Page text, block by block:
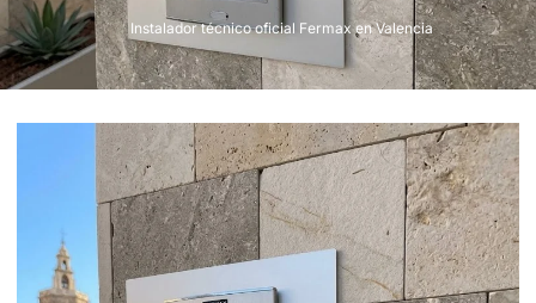
Instalador técnico oficial Fermax en Valencia